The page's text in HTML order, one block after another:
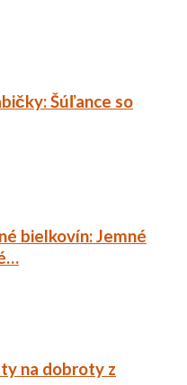
Šúľance so
bielkovín: Jemné
na dobroty z